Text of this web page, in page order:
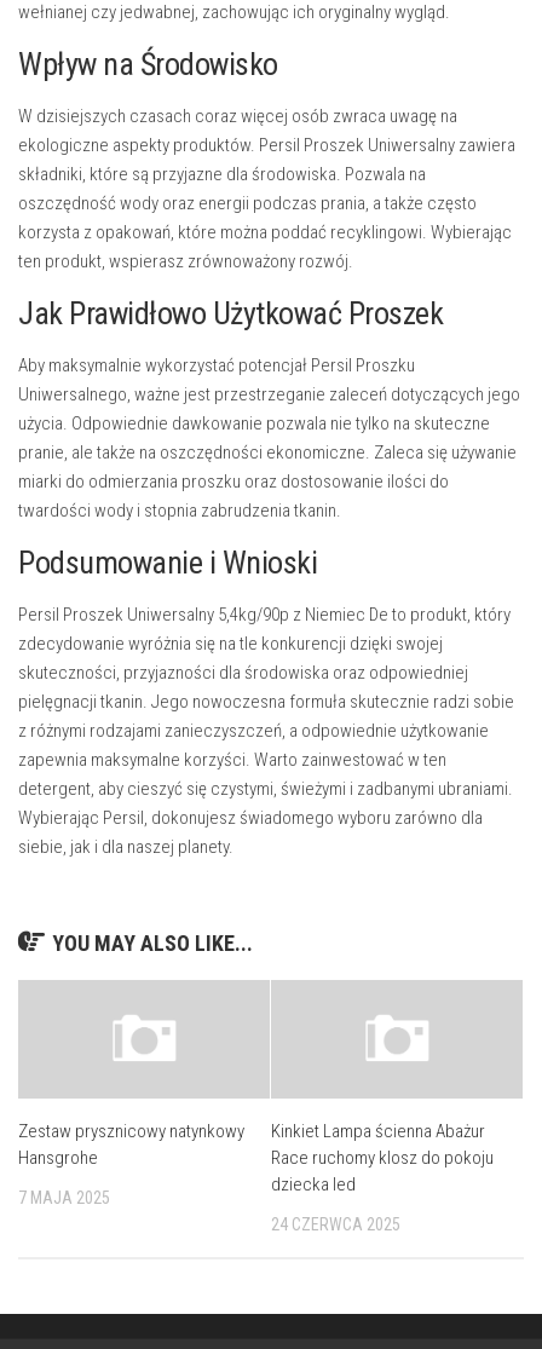
wełnianej czy jedwabnej, zachowując ich oryginalny wygląd.
Wpływ na Środowisko
W dzisiejszych czasach coraz więcej osób zwraca uwagę na
ekologiczne aspekty produktów. Persil Proszek Uniwersalny zawiera
składniki, które są przyjazne dla środowiska. Pozwala na
oszczędność wody oraz energii podczas prania, a także często
korzysta z opakowań, które można poddać recyklingowi. Wybierając
ten produkt, wspierasz zrównoważony rozwój.
Jak Prawidłowo Użytkować Proszek
Aby maksymalnie wykorzystać potencjał Persil Proszku
Uniwersalnego, ważne jest przestrzeganie zaleceń dotyczących jego
użycia. Odpowiednie dawkowanie pozwala nie tylko na skuteczne
pranie, ale także na oszczędności ekonomiczne. Zaleca się używanie
miarki do odmierzania proszku oraz dostosowanie ilości do
twardości wody i stopnia zabrudzenia tkanin.
Podsumowanie i Wnioski
Persil Proszek Uniwersalny 5,4kg/90p z Niemiec De to produkt, który
zdecydowanie wyróżnia się na tle konkurencji dzięki swojej
skuteczności, przyjazności dla środowiska oraz odpowiedniej
pielęgnacji tkanin. Jego nowoczesna formuła skutecznie radzi sobie
z różnymi rodzajami zanieczyszczeń, a odpowiednie użytkowanie
zapewnia maksymalne korzyści. Warto zainwestować w ten
detergent, aby cieszyć się czystymi, świeżymi i zadbanymi ubraniami.
Wybierając Persil, dokonujesz świadomego wyboru zarówno dla
siebie, jak i dla naszej planety.
YOU MAY ALSO LIKE...
Zestaw prysznicowy natynkowy
Hansgrohe
7 MAJA 2025
Kinkiet Lampa ścienna Abażur
Race ruchomy klosz do pokoju
dziecka led
24 CZERWCA 2025